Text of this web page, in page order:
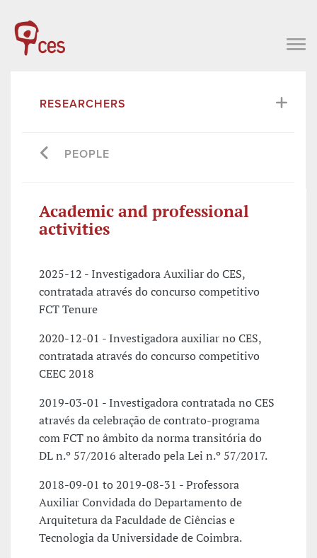
RESEARCHERS
PEOPLE
Academic and professional
activities
2025-12 - Investigadora Auxiliar do CES,
contratada através do concurso competitivo
FCT Tenure
2020-12-01 - Investigadora auxiliar no CES,
contratada através do concurso competitivo
CEEC 2018
2019-03-01 - Investigadora contratada no CES
através da celebração de contrato-programa
com FCT no âmbito da norma transitória do
DL n.º 57/2016 alterado pela Lei n.º 57/2017.
2018-09-01 to 2019-08-31 - Professora
Auxiliar Convidada do Departamento de
Arquitetura da Faculdade de Ciências e
Tecnologia da Universidade de Coimbra.